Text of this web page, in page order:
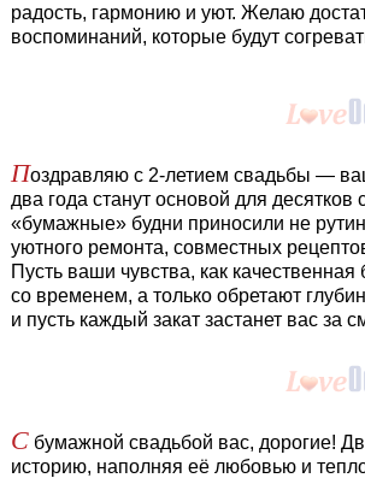
радость, гармонию и уют. Желаю
воспоминаний, которые будут
Поздравляю с 2-летием свадьбы —
два года станут основой для
«бумажные» будни приносили не
уютного ремонта, совместных
Пусть ваши чувства, как качественная
со временем, а только обретают
и пусть каждый закат застанет вас
С бумажной свадьбой вас, дорогие!
историю, наполняя её любовью и